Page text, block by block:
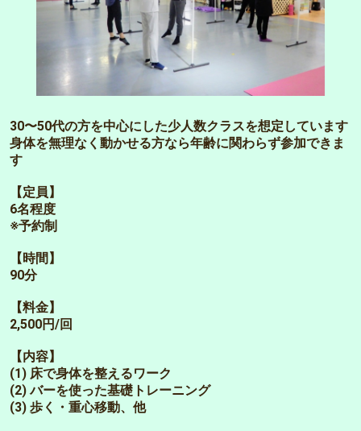
30〜50代の方を中心にした少人数クラスを想定しています
身体を無理なく動かせる方なら年齢に関わらず参加できま
す
【定員】
6名程度
※予約制
【時間】
90分
【料金】
2,500円/回
【内容】
(1) 床で身体を整えるワーク
(2) バーを使った基礎トレーニング
(3) 歩く・重心移動、他